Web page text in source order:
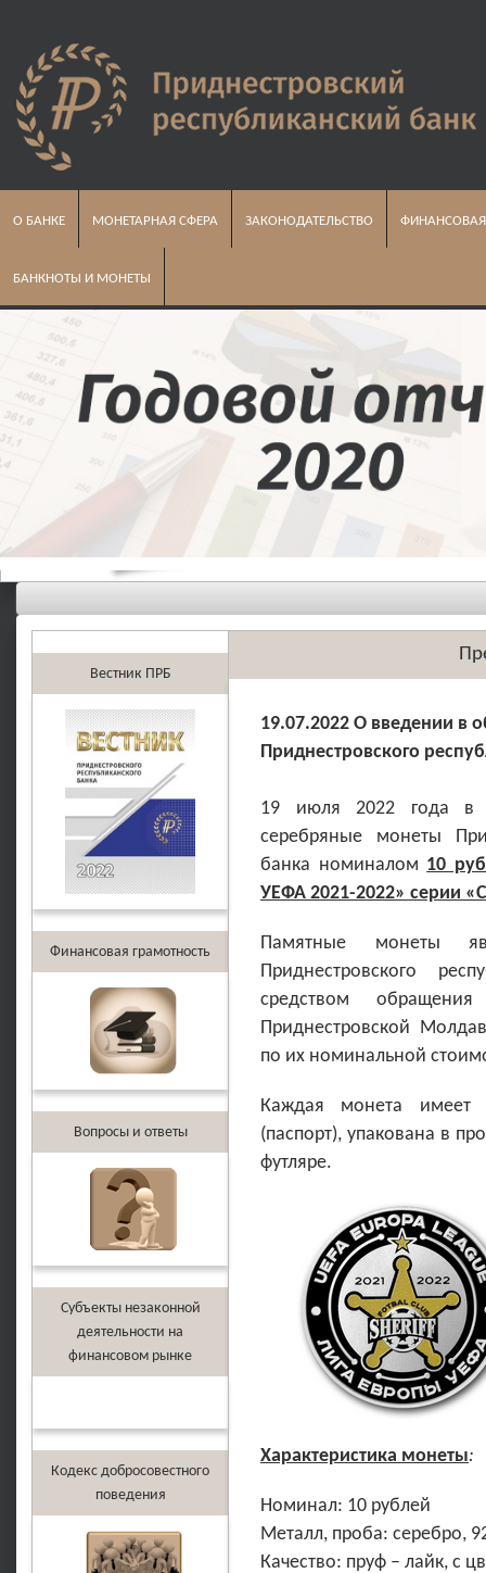
О БАНКЕ МОНЕТАРНАЯ СФЕРА ЗАКОНОДАТЕЛЬСТВО
БАНКНОТЫ И МОНЕТЫ
Вестник ПРБ
Финансовая грамотность
Вопросы и ответы
Субъекты незаконной
деятельности на
финансовом рынке
Кодекс добросовестного
поведения
19.07.2022 О введении в
Приднестровского
19 июля 2022 года в
серебряные монеты
банка номиналом 10
УЕФА 2021-2022» серии
Памятные монеты
Приднестровского
средством
Приднестровской
по их номинальной
Каждая монета имеет
(паспорт), упакована в
футляре.
Характеристика монеты:
Номинал: 10 рублей
Металл, проба: серебро,
Качество: пруф – лайк, с